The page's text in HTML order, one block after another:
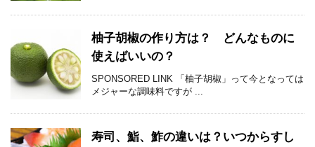
柚子胡椒の作り方は？ どんなものに
使えばいいの？
SPONSORED LINK 「柚子胡椒」って今となっては
メジャーな調味料ですが ...
寿司、鮨、鮓の違いは？いつからすし